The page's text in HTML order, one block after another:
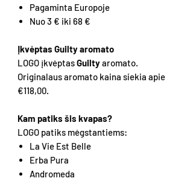
Pagaminta Europoje
Nuo 3 € iki 68 €
Įkvėptas Guilty aromato
LOGO įkvėptasGuiltyaromato.
Originalaus aromato kaina siekia apie
€118,00.
Kam patiks šis kvapas?
LOGO patiks mėgstantiems:
La Vie Est Belle
Erba Pura
Andromeda